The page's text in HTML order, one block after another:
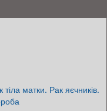
матки. Рак яєчників.